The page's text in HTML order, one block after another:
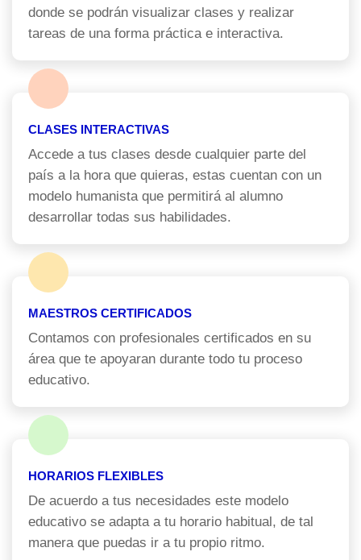
donde se podrán visualizar clases y realizar
tareas de una forma práctica e interactiva.
CLASES INTERACTIVAS
Accede a tus clases desde cualquier parte del
país a la hora que quieras, estas cuentan con un
modelo humanista que permitirá al alumno
desarrollar todas sus habilidades.
MAESTROS CERTIFICADOS
Contamos con profesionales certificados en su
área que te apoyaran durante todo tu proceso
educativo.
HORARIOS FLEXIBLES
De acuerdo a tus necesidades este modelo
educativo se adapta a tu horario habitual, de tal
manera que puedas ir a tu propio ritmo.